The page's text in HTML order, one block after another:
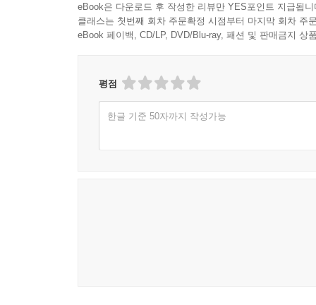
eBook은 다운로드 후 작성한 리뷰만 YES포인트 지급됩니
클래스는 첫번째 회차 주문확정 시점부터 마지막 회차 주
eBook 페이백, CD/LP, DVD/Blu-ray, 패션 및 판매금지 상
평점
한글 기준 50자까지 작성가능